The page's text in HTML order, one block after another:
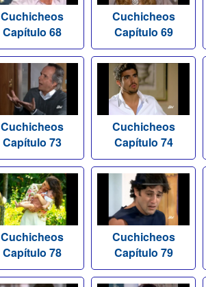
Cuchicheos
Capítulo 68
Cuchicheos
Capítulo 69
Cuchicheos
Capítulo 73
Cuchicheos
Capítulo 74
Cuchicheos
Capítulo 78
Cuchicheos
Capítulo 79